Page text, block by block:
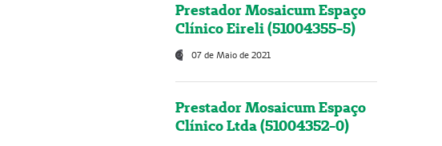
Prestador Mosaicum Espaço
Clínico Eireli (51004355-5)
07 de Maio de 2021
Prestador Mosaicum Espaço
Clínico Ltda (51004352-0)